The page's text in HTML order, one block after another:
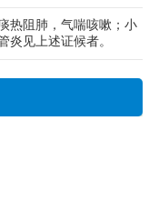
热阻肺，气喘咳嗽；小
炎见上述证候者。